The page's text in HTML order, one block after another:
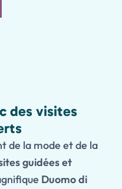
des visites
de la mode et de la
guidées et
Duomo di